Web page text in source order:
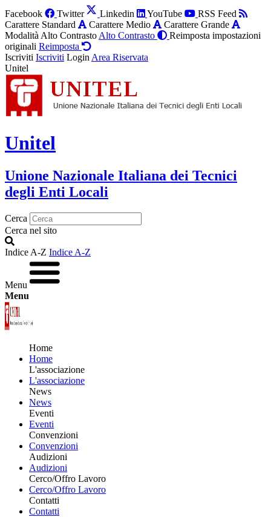
Facebook Twitter Linkedin YouTube
RSS Feed
Carattere Standard
Carattere Medio
Carattere Grande
Modalità Alto Contrasto Alto Contrasto
Reimposta impostazioni
originali Reimposta
Iscriviti Iscriviti Login Area Riservata
Unitel
Unitel
Unione Nazionale Italiana dei Tecnici
degli Enti Locali
Cerca
Cerca nel sito
Indice A-Z Indice A-Z
Menu
Menu
Home
Home
L'associazione
L'associazione
News
News
Eventi
Eventi
Convenzioni
Convenzioni
Audizioni
Audizioni
Cerco/Offro Lavoro
Cerco/Offro Lavoro
Contatti
Contatti